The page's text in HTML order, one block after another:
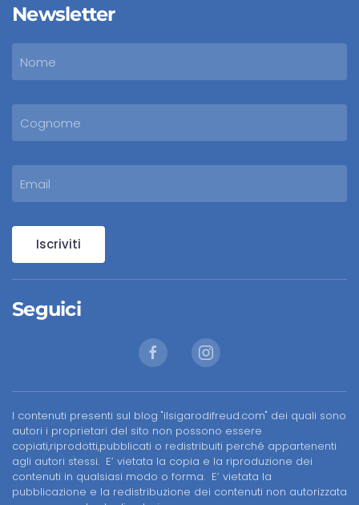
Newsletter
Iscriviti
Seguici
I contenuti presenti sul blog "ilsigarodifreud.com" dei quali sono
autori i proprietari del sito non possono essere
copiati,riprodotti,pubblicati o redistribuiti perché appartenenti
agli autori stessi. E’ vietata la copia e la riproduzione dei
contenuti in qualsiasi modo o forma. E’ vietata la
pubblicazione e la redistribuzione dei contenuti non autorizzata